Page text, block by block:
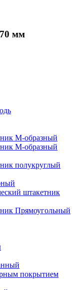
мм
М-образный
М-образный
полукруглый
штакетник
Прямоугольный
покрытием